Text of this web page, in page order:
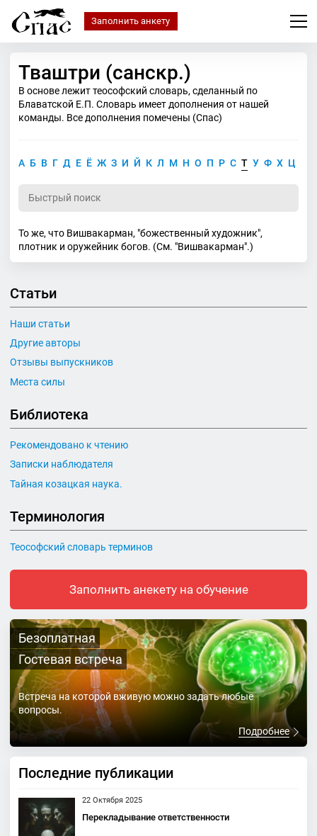
Заполнить анкету
Тваштри (санскр.)
В основе лежит теософский словарь, сделанный по
Блаватской Е.П. Словарь имеет дополнения от нашей
команды. Все дополнения помечены (Спас)
А Б В Г Д Е Ё Ж З И Й К Л М Н О П Р С Т У Ф Х Ц
То же, что Вишвакарман, "божественный художник",
плотник и оружейник богов. (См. "Вишвакарман".)
Статьи
Наши статьи
Другие авторы
Отзывы выпускников
Места силы
Библиотека
Рекомендовано к чтению
Записки наблюдателя
Тайная козацкая наука.
Терминология
Теософский словарь терминов
Заполнить анекету на обучение
Безоплатная
Гостевая встреча
Встреча на которой вживую можно задать любые
вопросы.
Подробнее
Последние публикации
22 Октября 2025
Перекладывание ответственности